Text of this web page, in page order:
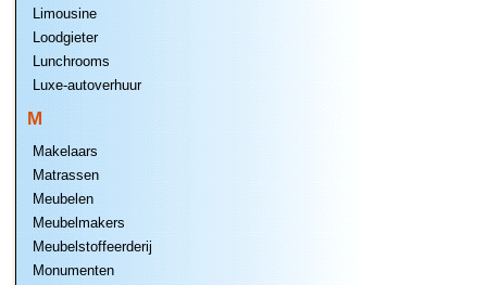
Limousine
Loodgieter
Lunchrooms
Luxe-autoverhuur
M
Makelaars
Matrassen
Meubelen
Meubelmakers
Meubelstoffeerderij
Monumenten